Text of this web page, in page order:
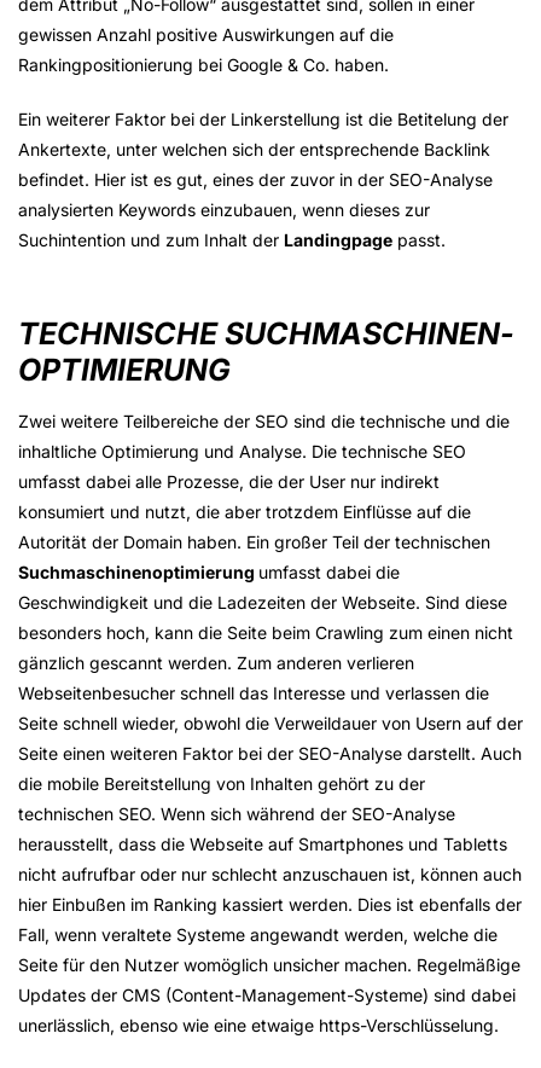
dem Attribut „No-Follow“ ausgestattet sind, sollen in einer
gewissen Anzahl positive Auswirkungen auf die
Rankingpositionierung bei Google & Co. haben.
Ein weiterer Faktor bei der Linkerstellung ist die Betitelung der
Ankertexte, unter welchen sich der entsprechende Backlink
befindet. Hier ist es gut, eines der zuvor in der SEO-Analyse
analysierten Keywords einzubauen, wenn dieses zur
Suchintention und zum Inhalt der Landingpage passt.
TECHNISCHE SUCHMASCHINEN­
OPTIMIERUNG
Zwei weitere Teilbereiche der SEO sind die technische und die
inhaltliche Optimierung und Analyse. Die technische SEO
umfasst dabei alle Prozesse, die der User nur indirekt
konsumiert und nutzt, die aber trotzdem Einflüsse auf die
Autorität der Domain haben. Ein großer Teil der technischen
Suchmaschinenoptimierung umfasst dabei die
Geschwindigkeit und die Ladezeiten der Webseite. Sind diese
besonders hoch, kann die Seite beim Crawling zum einen nicht
gänzlich gescannt werden. Zum anderen verlieren
Webseitenbesucher schnell das Interesse und verlassen die
Seite schnell wieder, obwohl die Verweildauer von Usern auf der
Seite einen weiteren Faktor bei der SEO-Analyse darstellt. Auch
die mobile Bereitstellung von Inhalten gehört zu der
technischen SEO. Wenn sich während der SEO-Analyse
herausstellt, dass die Webseite auf Smartphones und Tabletts
nicht aufrufbar oder nur schlecht anzuschauen ist, können auch
hier Einbußen im Ranking kassiert werden. Dies ist ebenfalls der
Fall, wenn veraltete Systeme angewandt werden, welche die
Seite für den Nutzer womöglich unsicher machen. Regelmäßige
Updates der CMS (Content-Management-Systeme) sind dabei
unerlässlich, ebenso wie eine etwaige https-Verschlüsselung.